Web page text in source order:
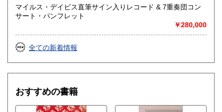
一般（その他）
アナログ・レコードやCDなどの音楽・音声・映像メディア
マイルス・デイビス直筆サイン入りレコード & 7重奏団コン
サート・パンフレット
￥280,000
全ての新着情報
おすすめの書籍